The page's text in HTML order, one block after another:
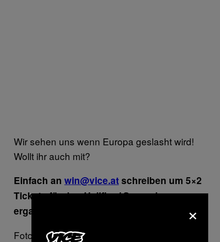
Wir sehen uns wenn Europa geslasht wird!
Wollt ihr auch mit?
Einfach an win@vice.atschreiben um 5×2
Tickets für dasHellfjordScreening zu
ergattern.
Fotos von/slash
×